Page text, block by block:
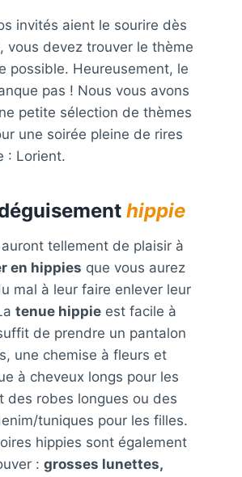
invités aient le sourire dès
vous devez trouver le thème
possible. Heureusement, le
pas ! Nous vous avons
petite sélection de thèmes
une soirée pleine de rires
: Lorient.
hippie
tellement de plaisir à
en hippies que vous aurez
mal à leur faire enlever leur
tenue hippie est facile à
de prendre un pantalon
une chemise à fleurs et
à cheveux longs pour les
des robes longues ou des
tuniques pour les filles.
hippies sont également
: grosses lunettes,